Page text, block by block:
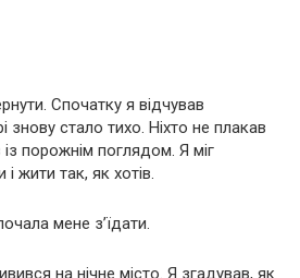
Спочатку я відчував
знову стало тихо. Ніхто не плакав
із порожнім поглядом. Я міг
жити так, як хотів.
мене з’їдати.
на нічне місто. Я згадував, як